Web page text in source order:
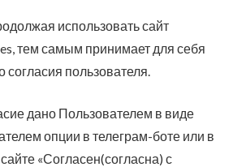
использовать сайт
тем самым принимает для себя
согласия пользователя.
дано Пользователем в виде
опции в телеграм-боте или в
«Согласен(согласна) с